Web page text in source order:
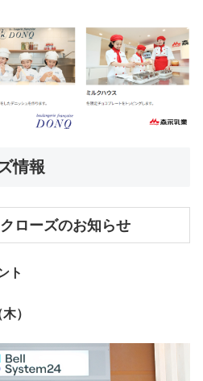
情報
ローズのお知らせ
ト
）